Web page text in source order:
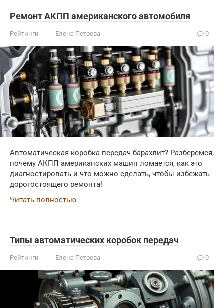
Ремонт АКПП американского автомобиля
Рейтинги Елена Петрова 0
Автоматическая коробка передач барахлит? Разберемся,
почему АКПП американских машин ломается, как это
диагностировать и что можно сделать, чтобы избежать
дорогостоящего ремонта!
Читать полностью
Типы автоматических коробок передач
Рейтинги Елена Петрова 0